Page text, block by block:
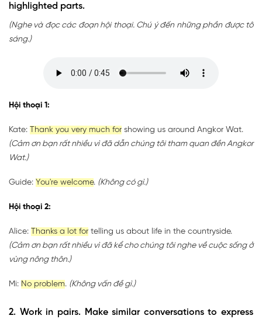
highlighted parts.
(Nghe và đọc các đoạn hội thoại. Chú ý đến những phần được tô
sáng.)
Hội thoại 1:
Kate: Thank you very much for showing us around Angkor Wat.
(Cảm ơn bạn rất nhiều vì đã dẫn chúng tôi tham quan đền Angkor
Wat.)
Guide: You're welcome. (Không có gì.)
Hội thoại 2:
Alice: Thanks a lot for telling us about life in the countryside.
(Cảm ơn bạn rất nhiều vì đã kể cho chúng tôi nghe về cuộc sống ở
vùng nông thôn.)
Mi: No problem. (Không vấn đề gì.)
2. Work in pairs. Make similar conversations to express